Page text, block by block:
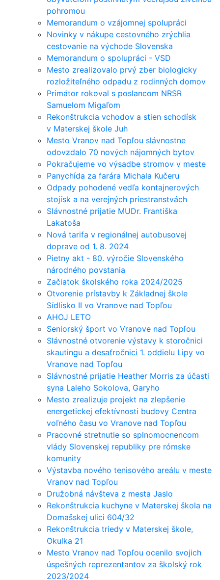
pohromou
Memorandum o vzájomnej spolupráci
Novinky v nákupe cestovného zrýchlia
cestovanie na východe Slovenska
Memorandum o spolupráci - VSD
Mesto zrealizovalo prvý zber biologicky
rozložiteľného odpadu z rodinných domov
Primátor rokoval s poslancom NRSR
Samuelom Migaľom
Rekonštrukcia vchodov a stien schodísk
v Materskej škole Juh
Mesto Vranov nad Topľou slávnostne
odovzdalo 70 nových nájomných bytov
Pokračujeme vo výsadbe stromov v meste
Panychída za farára Michala Kučeru
Odpady pohodené vedľa kontajnerových
stojísk a na verejných priestranstvách
Slávnostné prijatie MUDr. Františka
Lakatoša
Nová tarifa v regionálnej autobusovej
doprave od 1. 8. 2024
Pietny akt - 80. výročie Slovenského
národného povstania
Začiatok školského roka 2024/2025
Otvorenie prístavby k Základnej škole
Sídlisko II vo Vranove nad Topľou
AHOJ LETO
Seniorský šport vo Vranove nad Topľou
Slávnostné otvorenie výstavy k storočnici
skautingu a desaťročnici 1. oddielu Lipy vo
Vranove nad Topľou
Slávnostné prijatie Heather Morris za účasti
syna Laleho Sokolova, Garyho
Mesto zrealizuje projekt na zlepšenie
energetickej efektívnosti budovy Centra
voľného času vo Vranove nad Topľou
Pracovné stretnutie so splnomocnencom
vlády Slovenskej republiky pre rómske
komunity
Výstavba nového tenisového areálu v meste
Vranov nad Topľou
Družobná návšteva z mesta Jaslo
Rekonštrukcia kuchyne v Materskej škola na
Domašskej ulici 604/32
Rekonštrukcia triedy v Materskej škole,
Okulka 21
Mesto Vranov nad Topľou ocenilo svojich
úspešných reprezentantov za školský rok
2023/2024